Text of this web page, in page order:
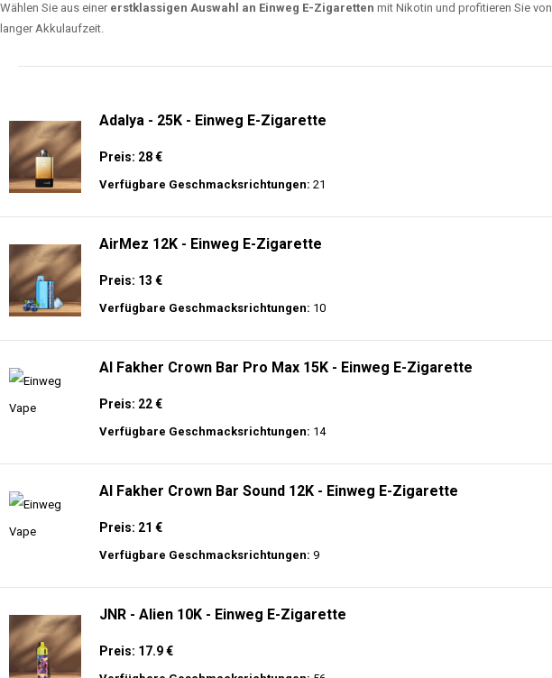
Wählen Sie aus einer erstklassigen Auswahl an Einweg E-Zigaretten mit Nikotin und profitieren Sie von
langer Akkulaufzeit.
Adalya - 25K - Einweg E-Zigarette
Preis: 28 €
Verfügbare Geschmacksrichtungen: 21
AirMez 12K - Einweg E-Zigarette
Preis: 13 €
Verfügbare Geschmacksrichtungen: 10
Al Fakher Crown Bar Pro Max 15K - Einweg E-Zigarette
Preis: 22 €
Verfügbare Geschmacksrichtungen: 14
Al Fakher Crown Bar Sound 12K - Einweg E-Zigarette
Preis: 21 €
Verfügbare Geschmacksrichtungen: 9
JNR - Alien 10K - Einweg E-Zigarette
Preis: 17.9 €